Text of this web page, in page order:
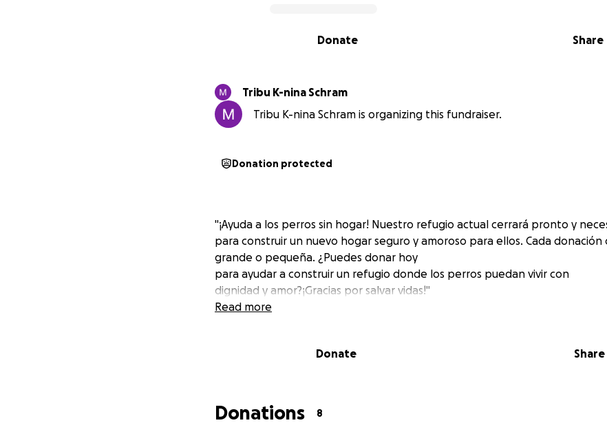
Share
Donate
Tribu K-nina Schram
Tribu K-nina Schram is organizing this fundraiser.
Donation protected
"¡Ayuda a los perros sin hogar! Nuestro refugio actual cerrará pronto y
para construir un nuevo hogar seguro y amoroso para ellos. Cada donación
grande o pequeña. ¿Puedes donar hoy
para ayudar a construir un refugio donde los perros puedan vivir con
dignidad y amor?¡Gracias por salvar vidas!"
Read more
Donate Share
Donations 8